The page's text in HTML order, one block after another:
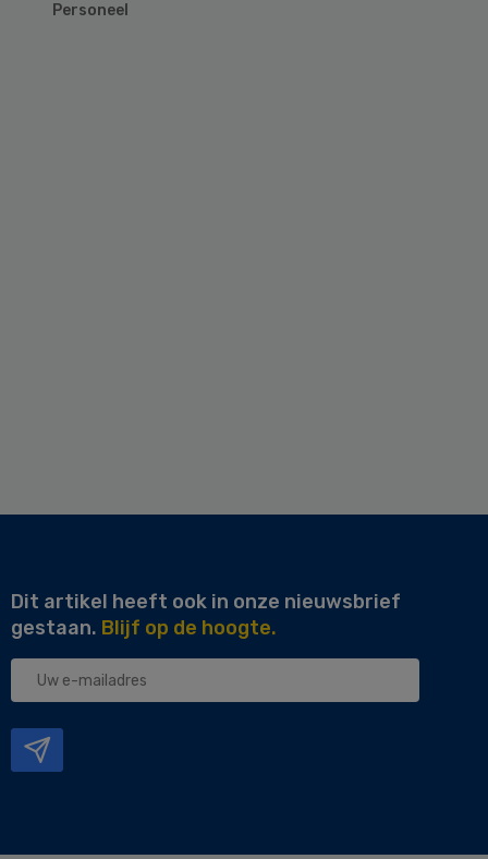
Personeel
Dit artikel heeft ook in onze nieuwsbrief
gestaan. Blijf op de hoogte.
Uw